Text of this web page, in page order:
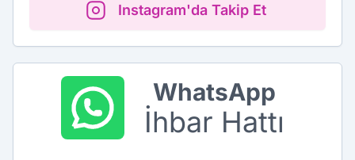
Instagram'da Takip Et
WhatsApp
İhbar Hattı